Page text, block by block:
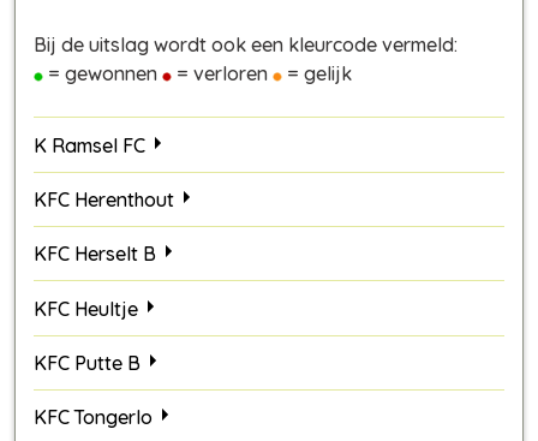
Bij de uitslag wordt ook een kleurcode vermeld:
= gewonnen
= verloren = gelijk
K Ramsel FC
KFC Herenthout
KFC Herselt B
KFC Heultje
KFC Putte B
KFC Tongerlo